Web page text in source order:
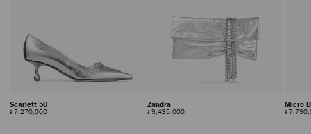
Scarlett 50
៛ 7,270,000正
Zandra
៛ 9,435,000正
Micro
៛